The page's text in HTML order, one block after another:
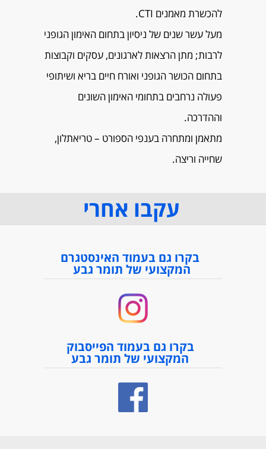
להכשרת מאמנים CTI.
מעל עשר שנים של ניסיון בתחום האימון הגופני
לרבות; מתן הרצאות לארגונים, עסקים וקבוצות
בתחום הכושר הגופני ואורח חיים בריא ושיתופי
פעולה נרחבים בתחומי האימון השונים
וההדרכה.
מתאמן ומתחרה בענפי הספורט – טריאתלון,
שחייה וריצה.
עקבו אחרי
בקרו גם בעמוד האינסטגרם
המקצועי של תומר גבע
בקרו גם בעמוד הפייסבוק
המקצועי של תומר גבע